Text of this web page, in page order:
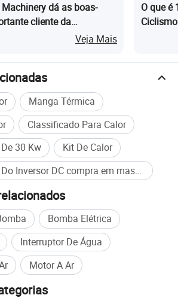
Machinery dá as boas-
cliente da
Central para uma
de bomba de
Veja Mais
O que é
Manga Térmica
Classificado Para Calor
30 Kw
Kit De Calor
Bomba De Calor Do Inversor DC compra em massa
Bomba Elétrica
Interruptor De Água
Motor A Ar